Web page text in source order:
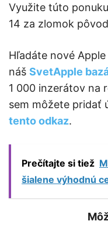
Využite túto
14 za zlomok
Hľadáte nové
náš SvetApple
1 000 inzerátov na
sem môžete pridať
tento odkaz.
Prečítajte si tiež
šialene výhodnú